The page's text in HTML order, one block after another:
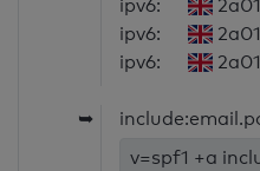
ipv6:
ipv6:
ipv6:
➥
v=spf1 +a